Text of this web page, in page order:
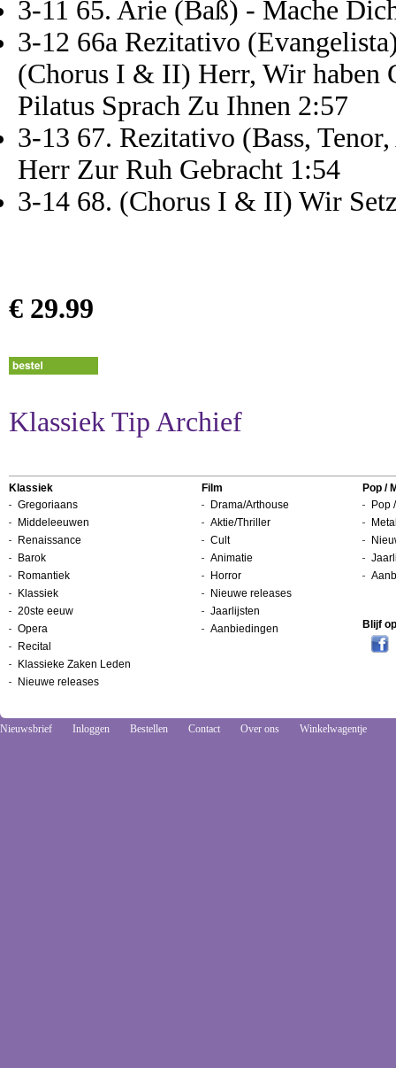
3-11 65. Arie (Baß) - Mache
3-12 66a Rezitativo
(Chorus I & II) Herr, Wir haben
Pilatus Sprach Zu Ihnen 2:57
3-13 67. Rezitativo (Bass,
Herr Zur Ruh Gebracht 1:54
3-14 68. (Chorus I & II) Wir
€ 29.99
Klassiek Tip Archief
Klassiek
Gregoriaans
Middeleeuwen
Renaissance
Barok
Romantiek
Klassiek
20ste eeuw
Opera
Recital
Klassieke Zaken Leden
Nieuwe releases
Film
Drama/Arthouse
Aktie/Thriller
Cult
Animatie
Horror
Nieuwe releases
Jaarlijsten
Aanbiedingen
Pop /
Pop
Blijf
Nieuwsbrief Inloggen Bestellen Contact Over ons Winkelwagentje